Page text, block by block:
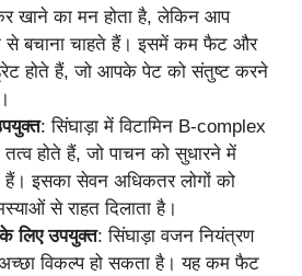
खाने का मन होता है, लेकिन आप
से बचाना चाहते हैं। इसमें कम फैट और
होते हैं, जो आपके पेट को संतुष्ट करने
: सिंघाड़ा में विटामिन B-complex
होते हैं, जो पाचन को सुधारने में
इसका सेवन अधिकतर लोगों को
से राहत दिलाता है।
लिए उपयुक्त: सिंघाड़ा वजन नियंत्रण
विकल्प हो सकता है। यह कम फैट